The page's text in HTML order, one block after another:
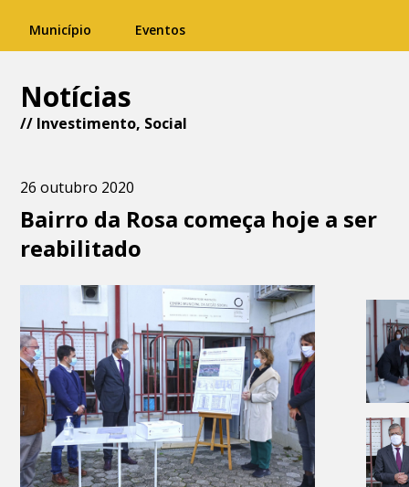
Município Eventos
Notícias
// Investimento, Social
26 outubro 2020
Bairro da Rosa começa hoje a ser
reabilitado